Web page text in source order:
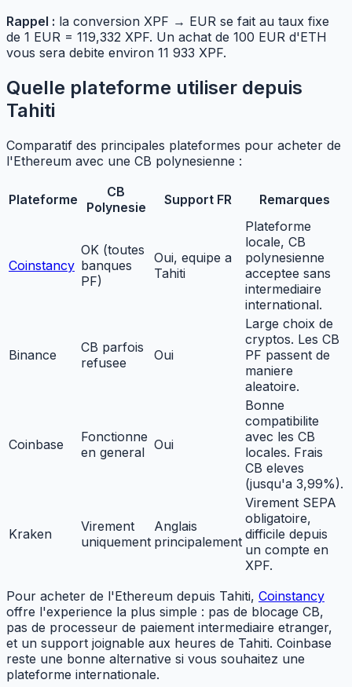
Rappel : la conversion XPF → EUR se fait au taux fixe
de 1 EUR = 119,332 XPF. Un achat de 100 EUR d'ETH
vous sera debite environ 11 933 XPF.
Quelle plateforme utiliser depuis
Tahiti
Comparatif des principales plateformes pour acheter de
l'Ethereum avec une CB polynesienne :
Plateforme
CB
Polynesie
Support FR Remarques
Coinstancy
OK (toutes
banques
PF)
Oui, equipe a
Tahiti
Plateforme
locale, CB
polynesienne
acceptee sans
intermediaire
international.
Binance
CB parfois
refusee
Oui
Large choix de
cryptos. Les CB
PF passent de
maniere
aleatoire.
Coinbase
Fonctionne
en general Oui
Bonne
compatibilite
avec les CB
locales. Frais
CB eleves
(jusqu'a 3,99%).
Kraken
Virement
uniquement
Anglais
principalement
Virement SEPA
obligatoire,
difficile depuis
un compte en
XPF.
Pour acheter de l'Ethereum depuis Tahiti, Coinstancy
offre l'experience la plus simple : pas de blocage CB,
pas de processeur de paiement intermediaire etranger,
et un support joignable aux heures de Tahiti. Coinbase
reste une bonne alternative si vous souhaitez une
plateforme internationale.